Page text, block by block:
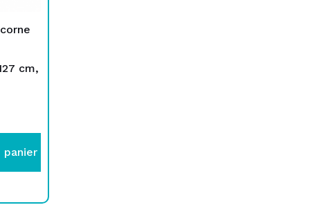
cm,
panier